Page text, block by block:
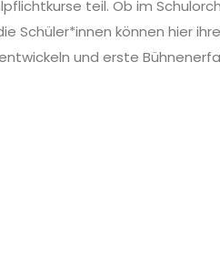
teil. Ob im
Schüler*innen können hier
und erste